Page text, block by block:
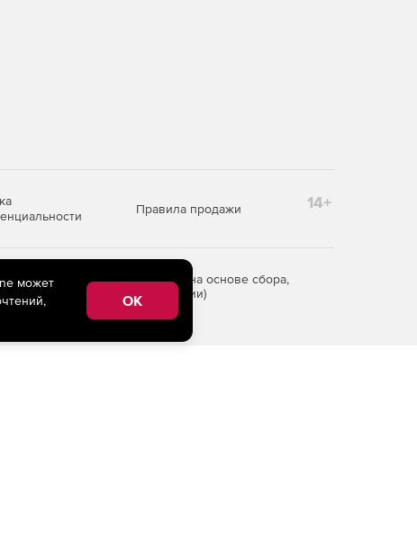
Правила продажи 14+
предоставления информации на основе сбора,
Российской Федерации)
может
OK